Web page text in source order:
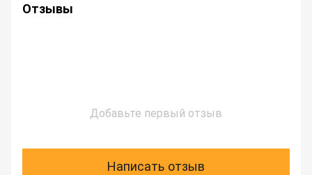
Отзывы
Добавьте первый отзыв
Написать отзыв